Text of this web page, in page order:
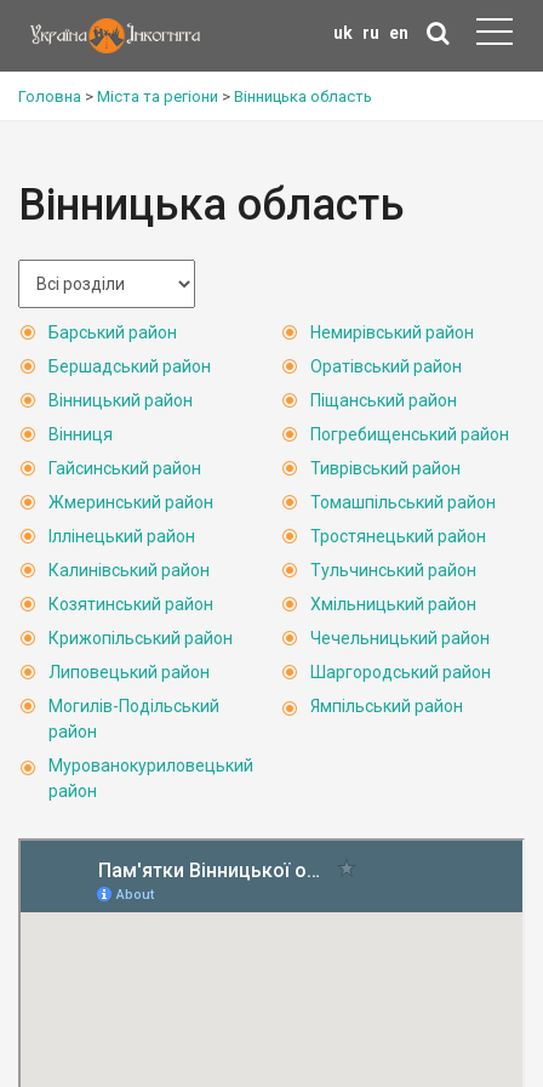
uk ru en
Головна > Міста та регіони > Вінницька область
Вінницька область
Барський район
Бершадський район
Вінницький район
Вінниця
Гайсинський район
Жмеринський район
Іллінецький район
Калинівський район
Козятинський район
Крижопільський район
Липовецький район
Могилів-Подільський
район
Мурованокуриловецький
район
Немирівський район
Оратівський район
Піщанський район
Погребищенський район
Тиврівський район
Томашпільський район
Тростянецький район
Тульчинський район
Хмільницький район
Чечельницький район
Шаргородський район
Ямпільський район